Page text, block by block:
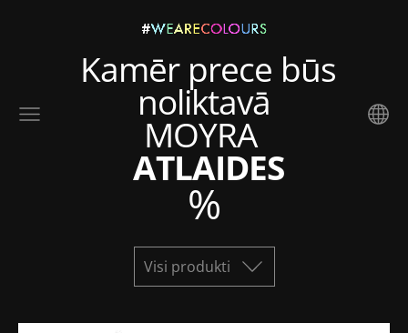
Kamēr prece būs
noliktavā
MOYRA
ATLAIDES
%
Visi produkti